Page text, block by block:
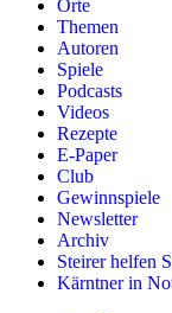
Orte
Themen
Autoren
Spiele
Podcasts
Videos
Rezepte
E-Paper
Club
Gewinnspiele
Newsletter
Archiv
Steirer helfen
Kärntner in